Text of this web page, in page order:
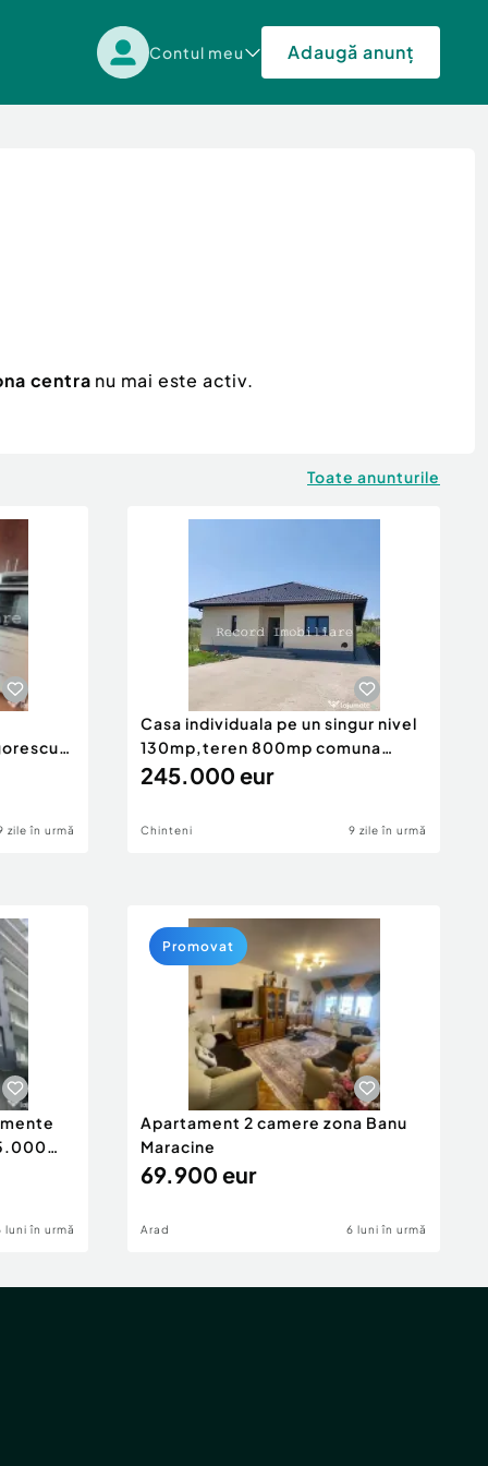
Contul meu Adaugă anunț
centra nu mai este activ.
Toate anunturile
zile în urmă
Casa individuala pe un singur nivel
130mp,teren 800mp comuna
Chinteni
245.000 eur
Chinteni 9 zile în urmă
luni în urmă
Apartament 2 camere zona Banu
Maracine
69.900 eur
Arad 6 luni în urmă
Promovat